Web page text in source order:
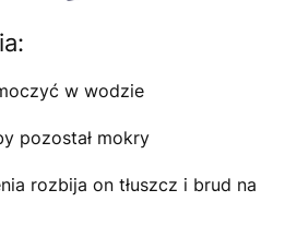
w wodzie
pozostał mokry
rozbija on tłuszcz i brud na